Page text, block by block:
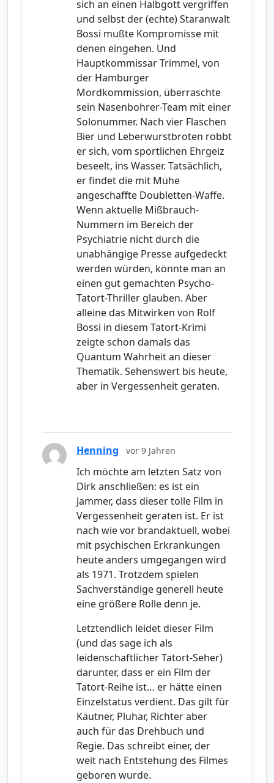
sich an einen Halbgott vergriffen
und selbst der (echte) Staranwalt
Bossi mußte Kompromisse mit
denen eingehen. Und
Hauptkommissar Trimmel, von
der Hamburger
Mordkommission, überraschte
sein Nasenbohrer-Team mit einer
Solonummer. Nach vier Flaschen
Bier und Leberwurstbroten robbt
er sich, vom sportlichen Ehrgeiz
beseelt, ins Wasser. Tatsächlich,
er findet die mit Mühe
angeschaffte Doubletten-Waffe.
Wenn aktuelle Mißbrauch-
Nummern im Bereich der
Psychiatrie nicht durch die
unabhängige Presse aufgedeckt
werden würden, könnte man an
einen gut gemachten Psycho-
Tatort-Thriller glauben. Aber
alleine das Mitwirken von Rolf
Bossi in diesem Tatort-Krimi
zeigte schon damals das
Quantum Wahrheit an dieser
Thematik. Sehenswert bis heute,
aber in Vergessenheit geraten.
Henning vor 9 Jahren
Ich möchte am letzten Satz von
Dirk anschließen: es ist ein
Jammer, dass dieser tolle Film in
Vergessenheit geraten ist. Er ist
nach wie vor brandaktuell, wobei
mit psychischen Erkrankungen
heute anders umgegangen wird
als 1971. Trotzdem spielen
Sachverständige generell heute
eine größere Rolle denn je.
Letztendlich leidet dieser Film
(und das sage ich als
leidenschaftlicher Tatort-Seher)
darunter, dass er ein Film der
Tatort-Reihe ist… er hätte einen
Einzelstatus verdient. Das gilt für
Käutner, Pluhar, Richter aber
auch für das Drehbuch und
Regie. Das schreibt einer, der
weit nach Entstehung des Filmes
geboren wurde.